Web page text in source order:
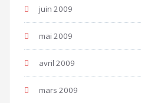
juin 2009
mai 2009
avril 2009
mars 2009